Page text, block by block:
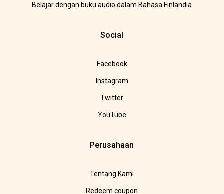
Belajar dengan buku audio dalam Bahasa Finlandia
Social
Facebook
Instagram
Twitter
YouTube
Perusahaan
Tentang Kami
Redeem coupon